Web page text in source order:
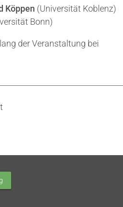
Köppen (Universität Koblenz)
Bonn)
der Veranstaltung bei